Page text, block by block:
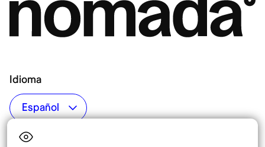
Idioma
Top destinos